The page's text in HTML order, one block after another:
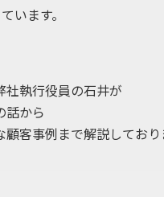
います。
社執行役員の石井が
話から
顧客事例まで解説しており